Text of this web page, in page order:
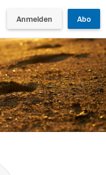
Anmelden Abo